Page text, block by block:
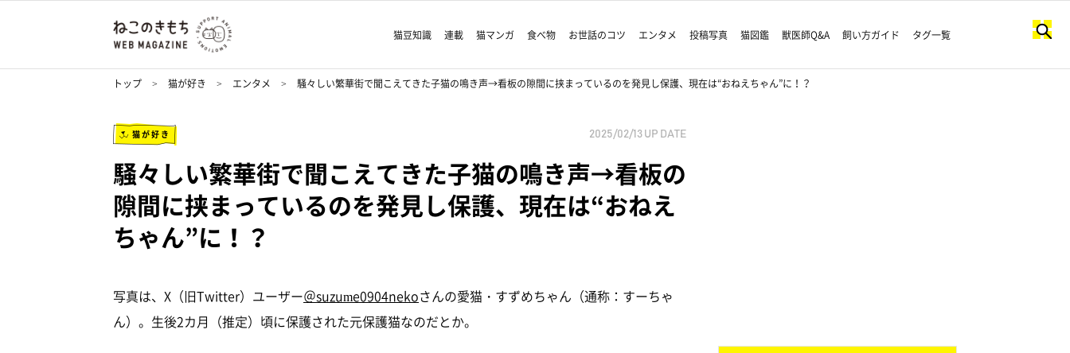
猫豆知識 連載 猫マンガ 食べ物 お世話のコツ エンタメ 投稿写真 猫図鑑 獣医師Q&A 飼い方ガイド タグ一覧
トップ 猫が好き エンタメ 騒々しい繁華街で聞こえてきた子猫の鳴き声→看板の隙間に挟まっているのを発見し保護、現在は“おねえちゃん”に！？
猫が好き 2025/02/13 UP DATE
騒々しい繁華街で聞こえてきた子猫の鳴き声→看板の
隙間に挟まっているのを発見し保護、現在は“おねえ
ちゃん”に！？
写真は、X（旧Twitter）ユーザー＠suzume0904nekoさんの愛猫・すずめちゃん（通称：すーちゃ
ん）。生後2カ月（推定）頃に保護された元保護猫なのだとか。